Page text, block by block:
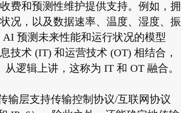
费和预测性维护提供支持。例如，拥
况，以及数据速率、温度、湿度、振
预测未来性能和运行状况的模型
技术 (IT) 和运营技术 (OT) 相结合，
逻辑上讲，这称为 IT 和 OT 融合。
输层支持传输控制协议/互联网协议